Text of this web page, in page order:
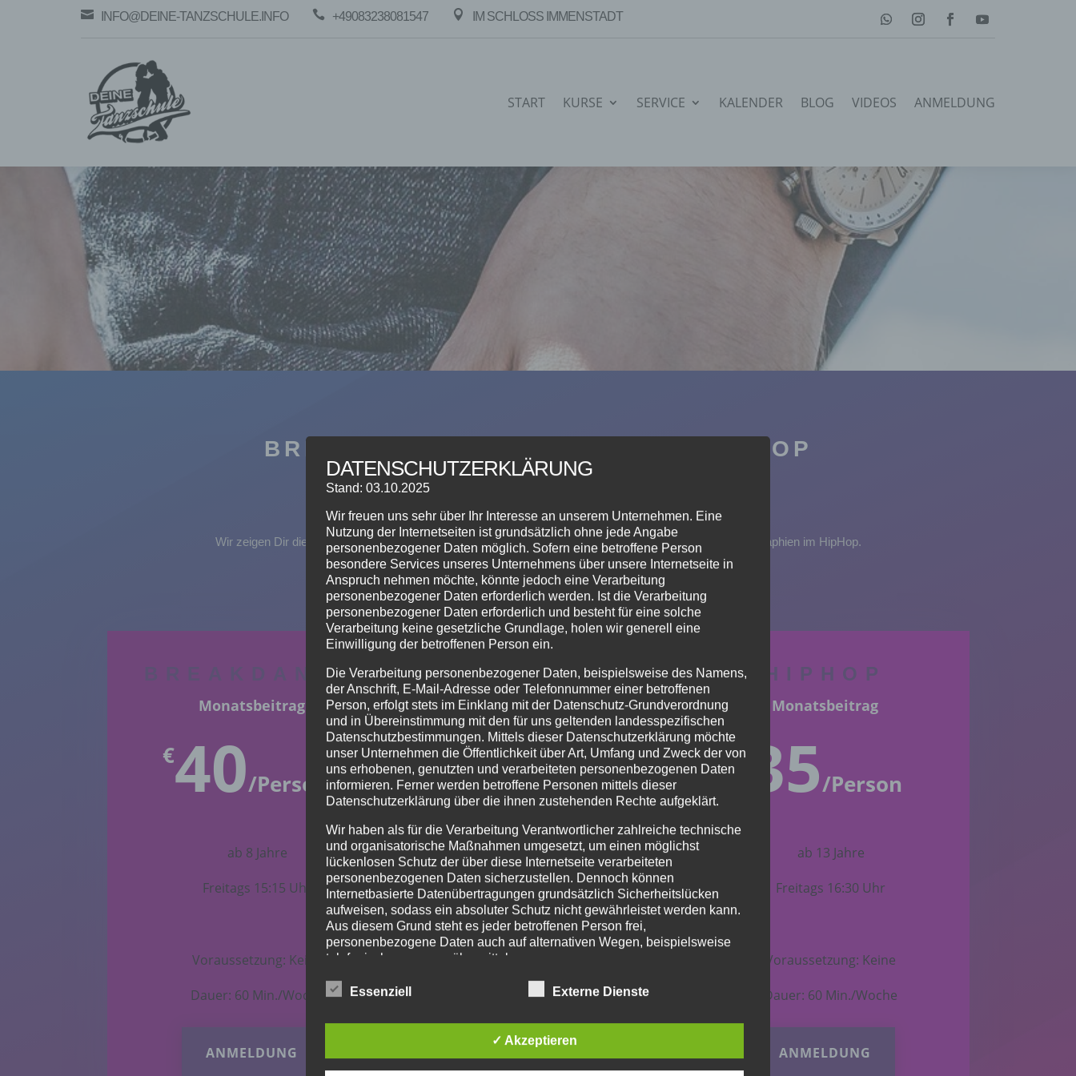
 INFO@DEINE-TANZSCHULE.INFO  +49083238081547  IM SCHLOSS IMMENSTADT
START KURSE SERVICE KALENDER BLOG VIDEOS ANMELDUNG
BREAKDANCE | STARMOVES | HIPHOP
Wir zeigen Dir die coolen Moves des StreetDance, die tollen Tricks im Breaking und einzigartige Choreographien im HipHop.
BREAKDANCE
Monatsbeitrag
€40/Person
ab 8 Jahre
Freitags 15:15 Uhr
Voraussetzung: Keine
Dauer: 60 Min./Woche
ANMELDUNG
STARMOVES
Monatsbeitrag
€35/Person
ab 12 Jahre
Mittwochs 17:45 Uhr
Voraussetzung: Keine
Dauer: 60 Min./Woche
ANMELDUNG
HIPHOP
Monatsbeitrag
€ 35/Person
ab 13 Jahre
Freitags 16:30 Uhr
Voraussetzung: Keine
Dauer: 60 Min./Woche
ANMELDUNG
DATENSCHUTZERKLÄRUNG
Stand: 03.10.2025
Wir freuen uns sehr über Ihr Interesse an unserem Unternehmen. Eine
Nutzung der Internetseiten ist grundsätzlich ohne jede Angabe
personenbezogener Daten möglich. Sofern eine betroffene Person
besondere Services unseres Unternehmens über unsere Internetseite in
Anspruch nehmen möchte, könnte jedoch eine Verarbeitung
personenbezogener Daten erforderlich werden. Ist die Verarbeitung
personenbezogener Daten erforderlich und besteht für eine solche
Verarbeitung keine gesetzliche Grundlage, holen wir generell eine
Einwilligung der betroffenen Person ein.
Die Verarbeitung personenbezogener Daten, beispielsweise des Namens,
der Anschrift, E-Mail-Adresse oder Telefonnummer einer betroffenen
Person, erfolgt stets im Einklang mit der Datenschutz-Grundverordnung
und in Übereinstimmung mit den für uns geltenden landesspezifischen
Datenschutzbestimmungen. Mittels dieser Datenschutzerklärung möchte
unser Unternehmen die Öffentlichkeit über Art, Umfang und Zweck der von
uns erhobenen, genutzten und verarbeiteten personenbezogenen Daten
informieren. Ferner werden betroffene Personen mittels dieser
Datenschutzerklärung über die ihnen zustehenden Rechte aufgeklärt.
Wir haben als für die Verarbeitung Verantwortlicher zahlreiche technische
und organisatorische Maßnahmen umgesetzt, um einen möglichst
lückenlosen Schutz der über diese Internetseite verarbeiteten
personenbezogenen Daten sicherzustellen. Dennoch können
Internetbasierte Datenübertragungen grundsätzlich Sicherheitslücken
aufweisen, sodass ein absoluter Schutz nicht gewährleistet werden kann.
Aus diesem Grund steht es jeder betroffenen Person frei,
personenbezogene Daten auch auf alternativen Wegen, beispielsweise
telefonisch, an uns zu übermitteln.
BEGRIFFSBESTIMMUNGEN
Die Datenschutzerklärung beruht auf den Begrifflichkeiten, die durch den
Datenschutz-Grundverordnung (DS-GVO) verwendet wurden. Unsere
Essenziell Externe Dienste
✓ Akzeptieren